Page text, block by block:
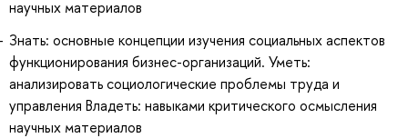
научных материалов
Знать: основные концепции изучения социальных аспектов
функционирования бизнес-организаций. Уметь:
анализировать социологические проблемы труда и
управления Владеть: навыками критического осмысления
научных материалов